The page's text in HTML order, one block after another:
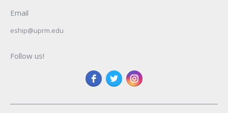
Email
eship@uprm.edu
Follow us!